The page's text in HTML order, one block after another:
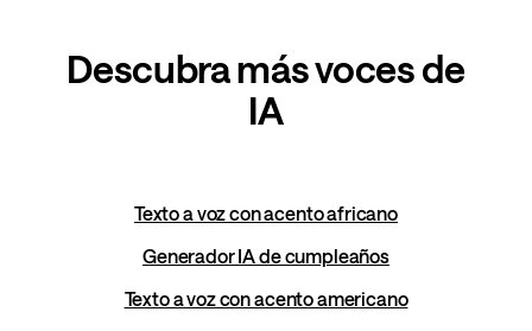
Descubra más voces de
IA
Texto a voz con acento africano
Generador IA de cumpleaños
Texto a voz con acento americano